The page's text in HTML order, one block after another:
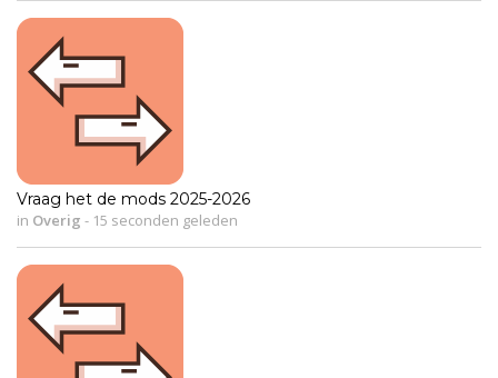
Vraag het de mods 2025-2026
in Overig - 15 seconden geleden